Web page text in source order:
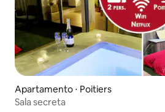
Apartamento ⋅ Poitiers
Sala secreta